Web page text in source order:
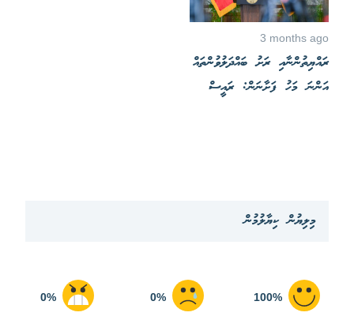
3 months ago
ރައްޔިތުންނާއި ރަށު ބައްދަލުވުންތައް
އަންނަ މަހު ފަށާނަން: ރައީސް
މިލިޔުން ކިޔާލުމުން
100%
0%
0%